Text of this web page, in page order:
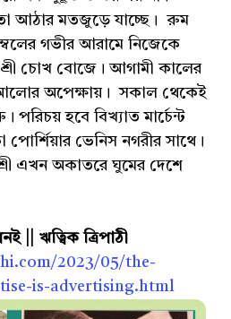
আঠার মতজুড়ে যাচ্ছে। রুম
গভীর আরামে নিজেকে
চোখ বোজে। আগামী কালের
অপেক্ষায়। সকাল থেকেই
পরিচয় হবে বিখ্যাত মার্চেন্ট
পোর্শিয়ার ভেনিস নগরীর সাথে।
এখন অকাতরে ঘুমের দেশে
|| ঋত্বিক ত্রিপাঠী
2023/05/the-
is-advertising.html